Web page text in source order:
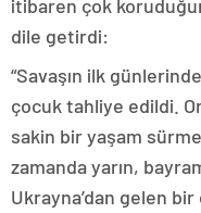
itibaren çok
dile getirdi:
“Savaşın ilk
çocuk tahliye edildi.
sakin bir yaşam sürme
zamanda yarın,
Ukrayna’dan gelen